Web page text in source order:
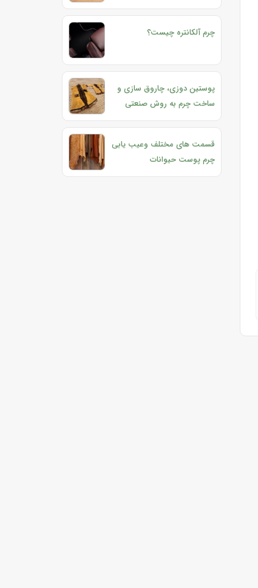
چرم آلکانتره چیست؟
پوستین‌ دوزی، چاروق‌ سازی و
ساخت چرم به روش صنعتی
قسمت های مختلف وعیب یابی
چرم پوست حیوانات